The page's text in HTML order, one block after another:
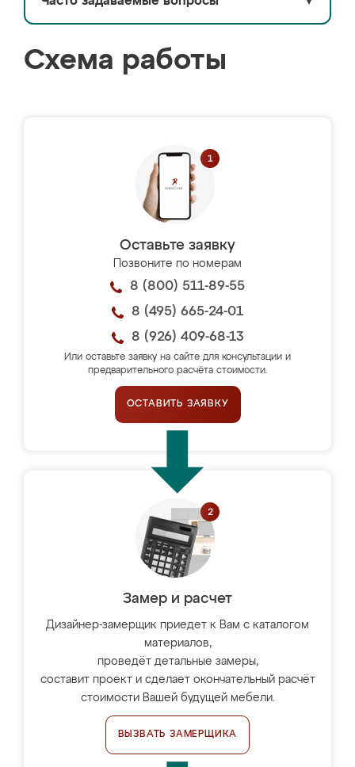
Схема работы
Оставьте заявку
Позвоните по номерам
8 (800) 511-89-55
8 (495) 665-24-01
8 (926) 409-68-13
Или оставьте заявку на сайте для консультации и
предварительного расчёта стоимости.
ОСТАВИТЬ ЗАЯВКУ
Замер и расчет
Дизайнер-замерщик приедет к Вам с каталогом
материалов,
проведёт детальные замеры,
составит проект и сделает окончательный расчёт
стоимости Вашей будущей мебели.
ВЫЗВАТЬ ЗАМЕРЩИКА